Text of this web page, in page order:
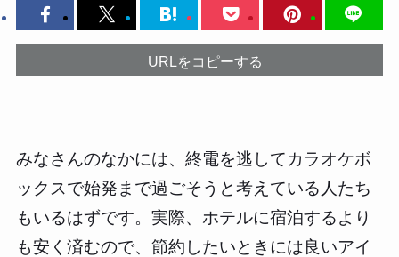
URLをコピーする
みなさんのなかには、終電を逃してカラオケボ
ックスで始発まで過ごそうと考えている人たち
もいるはずです。実際、ホテルに宿泊するより
も安く済むので、節約したいときには良いアイ